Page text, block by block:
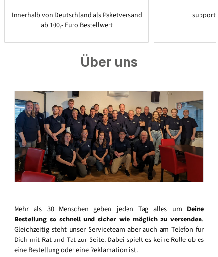
Innerhalb von Deutschland als Paketversand
ab 100,- Euro Bestellwert
Über uns
Mehr als 30 Menschen geben jeden Tag alles um Deine
Bestellung so schnell und sicher wie möglich zu versenden.
Gleichzeitig steht unser Serviceteam aber auch am Telefon für
Dich mit Rat und Tat zur Seite. Dabei spielt es keine Rolle ob es
eine Bestellung oder eine Reklamation ist.